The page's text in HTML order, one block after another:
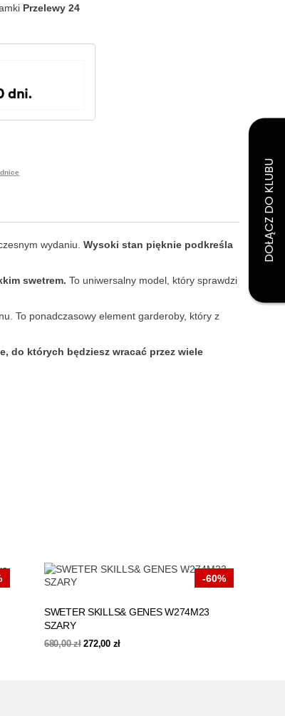
Przelewy 24
wydaniu. Wysoki stan pięknie podkreśla
swetrem. To uniwersalny model, który sprawdzi
To ponadczasowy element garderoby, który z
do których będziesz wracać przez wiele
-60%
SWETER SKILLS& GENES W274M23
SZARY
680,00zł Pierwotna
272,00 złAktualna